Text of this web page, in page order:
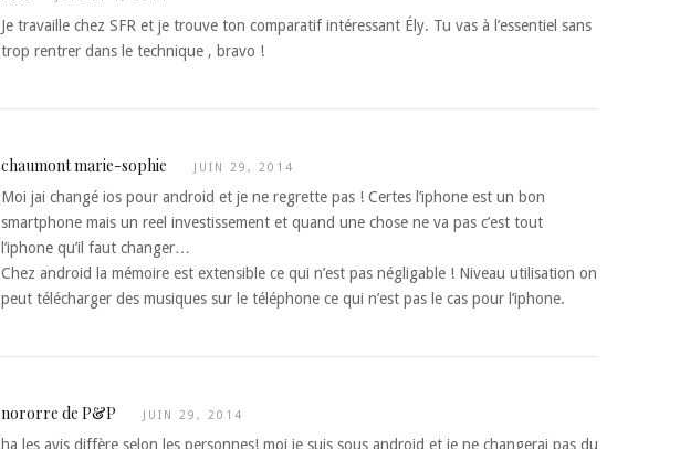
Je travaille chez SFR et je trouve ton comparatif intéressant Ély. Tu vas à l’essentiel sans
trop rentrer dans le technique , bravo !
chaumont marie-sophie JUIN 29, 2014
Moi jai changé ios pour android et je ne regrette pas ! Certes l’iphone est un bon
smartphone mais un reel investissement et quand une chose ne va pas c’est tout
l’iphone qu’il faut changer…
Chez android la mémoire est extensible ce qui n’est pas négligable ! Niveau utilisation on
peut télécharger des musiques sur le téléphone ce qui n’est pas le cas pour l’iphone.
nororre de P&P JUIN 29, 2014
ha les avis diffère selon les personnes! moi je suis sous android et je ne changerai pas du